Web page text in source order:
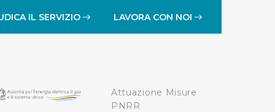
che l’Utente ha fornito
i singoli cookie
IL SERVIZIO LAVORA CON NOI
Attuazione Misure
PNRR